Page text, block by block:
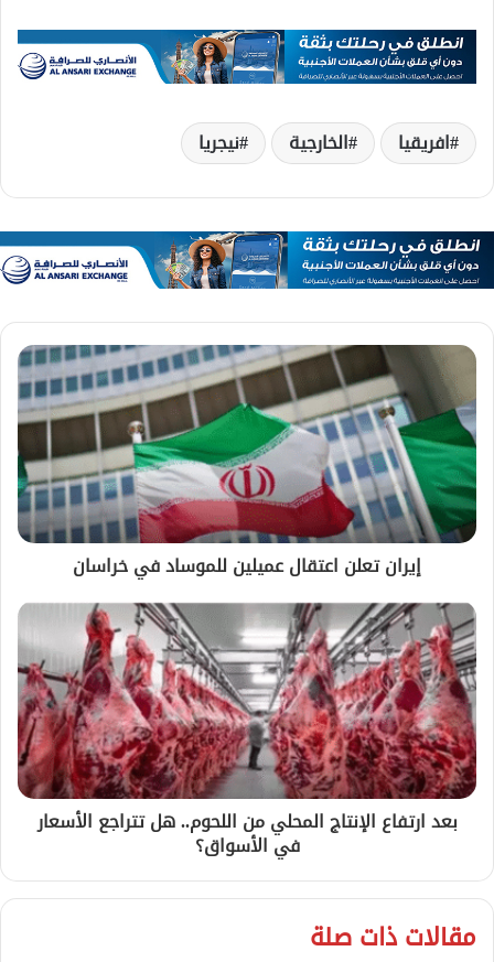
افريقيا الخارجية نيجريا
إيران تعلن اعتقال عميلين للموساد في خراسان
بعد ارتفاع الإنتاج المحلي من اللحوم.. هل تتراجع الأسعار
في الأسواق؟
مقالات ذات صلة